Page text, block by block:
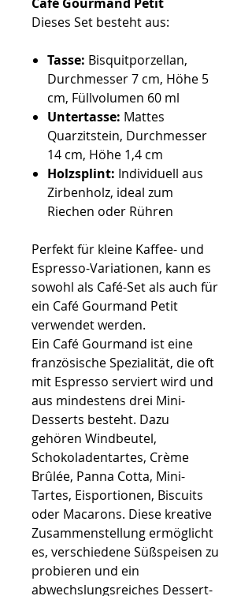
Dieses Set besteht aus:
Tasse: Bisquitporzellan,
Durchmesser 7 cm, Höhe 5
cm, Füllvolumen 60 ml
Untertasse: Mattes
Quarzitstein, Durchmesser
14 cm, Höhe 1,4 cm
Holzsplint: Individuell aus
Zirbenholz, ideal zum
Riechen oder Rühren
Perfekt für kleine Kaffee- und
Espresso-Variationen, kann es
sowohl als Café-Set als auch für
ein Café Gourmand Petit
verwendet werden.
Ein Café Gourmand ist eine
französische Spezialität, die oft
mit Espresso serviert wird und
aus mindestens drei Mini-
Desserts besteht. Dazu
gehören Windbeutel,
Schokoladentartes, Crème
Brûlée, Panna Cotta, Mini-
Tartes, Eisportionen, Biscuits
oder Macarons. Diese kreative
Zusammenstellung ermöglicht
es, verschiedene Süßspeisen zu
probieren und ein
abwechslungsreiches Dessert-